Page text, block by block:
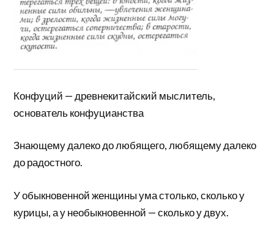
Конфуций — древнекитайский мыслитель,
основатель конфуцианства
Знающему далеко до любящего, любящему далеко
до радостного.
У обыкновенной женщины ума столько, сколько у
курицы, а у необыкновенной — сколько у двух.